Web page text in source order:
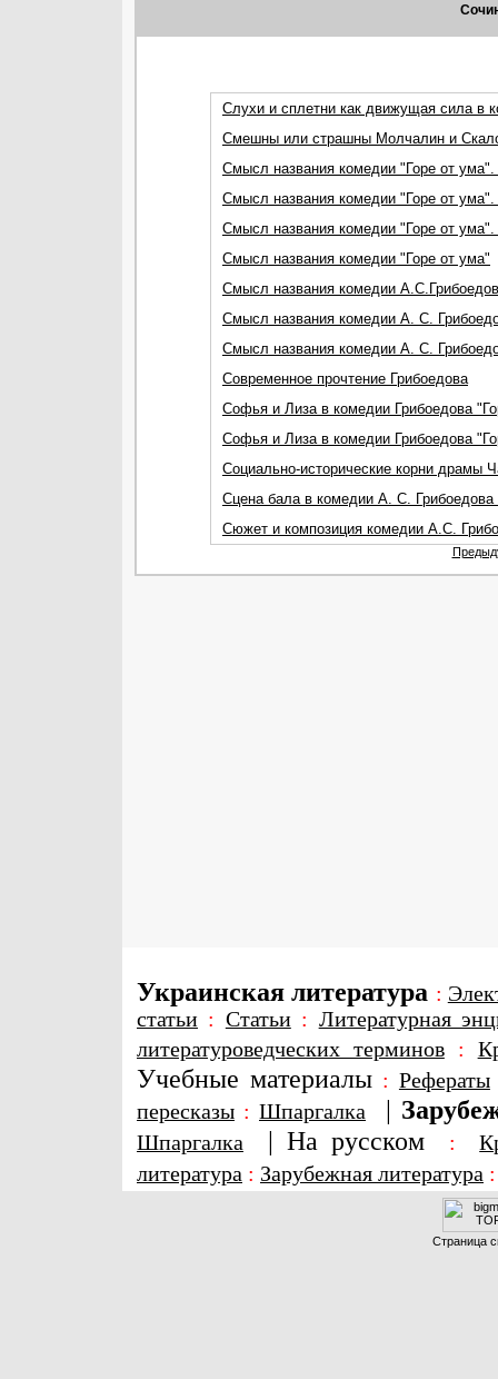
Слухи и сплетни как движущая сила в
Смешны или страшны Молчалин и
Смысл названия комедии "Горе от ума".
Смысл названия комедии "Горе от ума".
Смысл названия комедии "Горе от ума".
Смысл названия комедии "Горе от ума"
Смысл названия комедии
Смысл названия комедии А. С.
Смысл названия комедии А. С.
Современное прочтение Грибоедова
Софья и Лиза в комедии Грибоедова
Софья и Лиза в комедии Грибоедова
Социально-исторические корни драмы
Сцена бала в комедии А. С. Грибоедова
Сюжет и композиция комедии А.С.
Украинская литература :
статьи : Статьи: Литературная
литературоведческих терминов:
Учебные материалы : Рефераты
пересказы : Шпаргалка |
Шпаргалка | На русском :
литература : Зарубежная литература
Страница